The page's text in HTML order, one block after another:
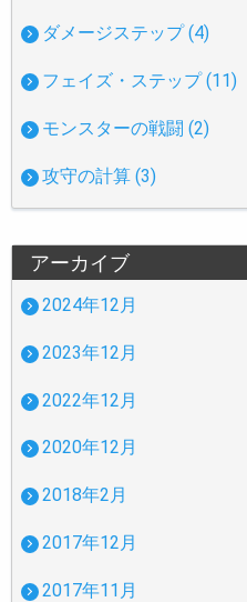
ダメージステップ (4)
フェイズ・ステップ (11)
モンスターの戦闘 (2)
攻守の計算 (3)
アーカイブ
2024年12月
2023年12月
2022年12月
2020年12月
2018年2月
2017年12月
2017年11月